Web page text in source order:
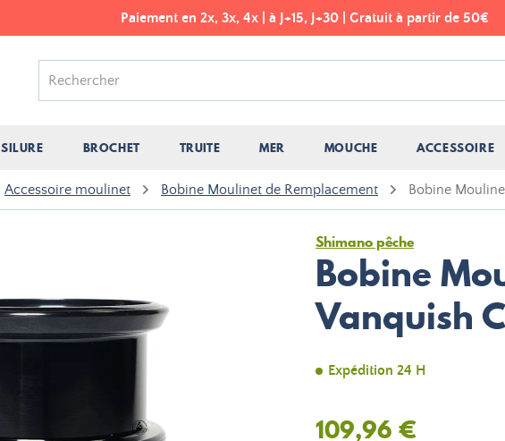
Paiement en 2x, 3x, 4x | à J+15, J+30 | Gratuit à partir de 50€
SILURE BROCHET TRUITE MER MOUCHE ACCESSOIRE
Accessoire moulinet Bobine Moulinet de Remplacement Bobine
Shimano pêche
Bobine
Vanquish
Expédition 24 H
109,96 €